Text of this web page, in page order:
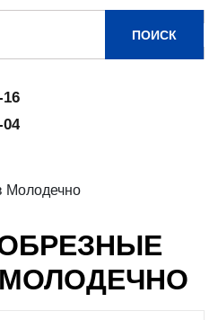
ПОИСК
16
04
Молодечно